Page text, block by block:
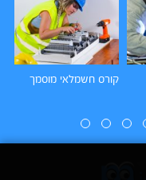
קורס חשמלאי מוסמך